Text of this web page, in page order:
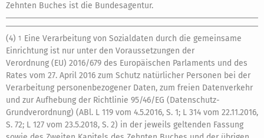
Zehnten Buches ist die Bundesagentur.
(4) 1 Eine Verarbeitung von Sozialdaten durch die gemeinsame
Einrichtung ist nur unter den Voraussetzungen der
Verordnung (EU) 2016/679 des Europäischen Parlaments und des
Rates vom 27. April 2016 zum Schutz natürlicher Personen bei der
Verarbeitung personenbezogener Daten, zum freien Datenverkehr
und zur Aufhebung der Richtlinie 95/46/EG (Datenschutz-
Grundverordnung) (ABl. L 119 vom 4.5.2016, S. 1; L 314 vom 22.11.2016,
S. 72; L 127 vom 23.5.2018, S. 2) in der jeweils geltenden Fassung